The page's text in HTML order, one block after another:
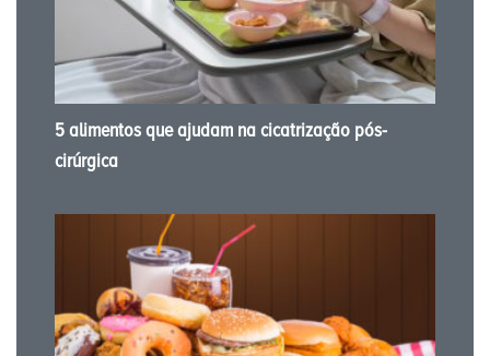
5 alimentos que ajudam na cicatrização pós-
cirúrgica